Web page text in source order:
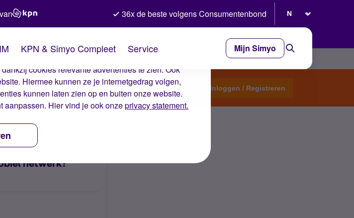
cookies zorgen wij ervoor dat je ervaring op de
cookies relevante advertenties te zien. Ook
Hiermee kunnen ze je internetgedrag volgen,
kunnen laten zien op en buiten onze website.
aanpassen. Hier vind je ook onzeprivacy statement.
36x de beste volgens Consumentenbond
KPN & Simyo Compleet Service Mijn Simyo
Start een topic Inloggen / Registreren
netwerk?